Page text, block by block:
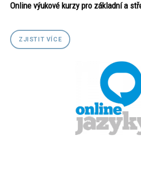
Online výukové kurzy pro základní a
ZJISTIT VÍCE